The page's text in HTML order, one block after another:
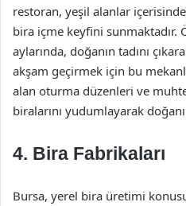
restoran, yeşil alanlar
bira içme keyfini sunmaktadır.
aylarında, doğanın tadını
akşam geçirmek için bu
alan oturma düzenleri ve
biralarını yudumlayarak
4. Bira Fabrikaları
Bursa, yerel bira üretimi